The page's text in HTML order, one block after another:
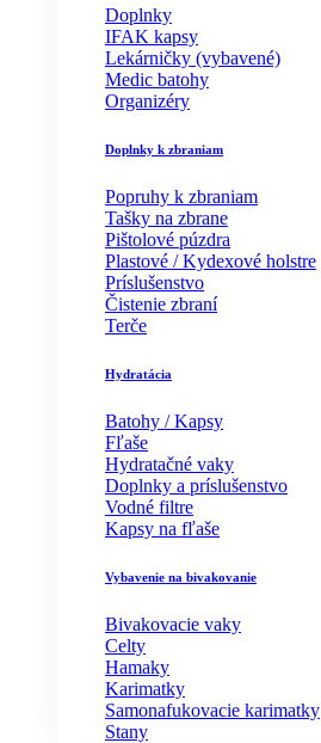
Doplnky
IFAK kapsy
Lekárničky (vybavené)
Medic batohy
Organizéry
Doplnky k zbraniam
Popruhy k zbraniam
Tašky na zbrane
Pištolové púzdra
Plastové / Kydexové holstre
Príslušenstvo
Čistenie zbraní
Terče
Hydratácia
Batohy / Kapsy
Fľaše
Hydratačné vaky
Doplnky a príslušenstvo
Vodné filtre
Kapsy na fľaše
Vybavenie na bivakovanie
Bivakovacie vaky
Celty
Hamaky
Karimatky
Samonafukovacie karimatky
Stany